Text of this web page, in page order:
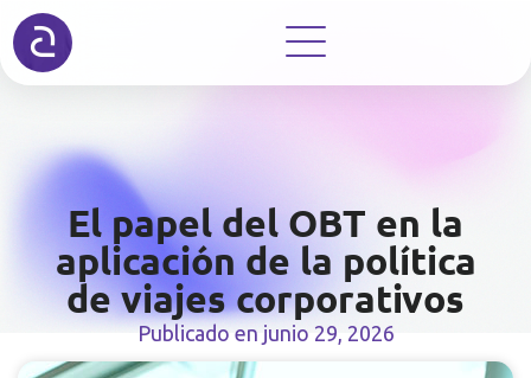
El papel del OBT en la
aplicación de la política
de viajes corporativos
Publicado en junio 29, 2026